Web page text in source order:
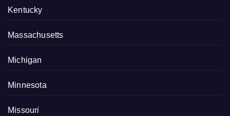
Kentucky
Massachusetts
Michigan
Minnesota
Missouri